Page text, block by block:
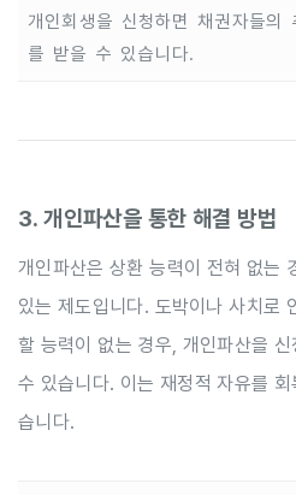
개인회생을 신청하면 채권자들
를 받을 수 있습니다.
3. 개인파산을 통한 해결 방법
개인파산은 상환 능력이 전혀 없는
있는 제도입니다. 도박이나 사치로
할 능력이 없는 경우, 개인파산을
수 있습니다. 이는 재정적 자유를
습니다.